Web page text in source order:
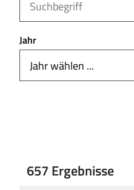
Jahr
657 Ergebnisse